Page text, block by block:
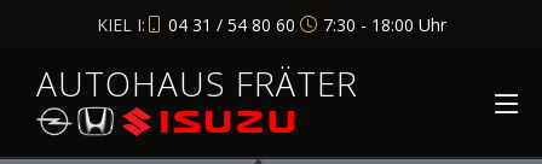
KIEL I: 04 31 / 54 80 60 7:30 - 18:00 Uhr
AUTOHAUS FRÄTER